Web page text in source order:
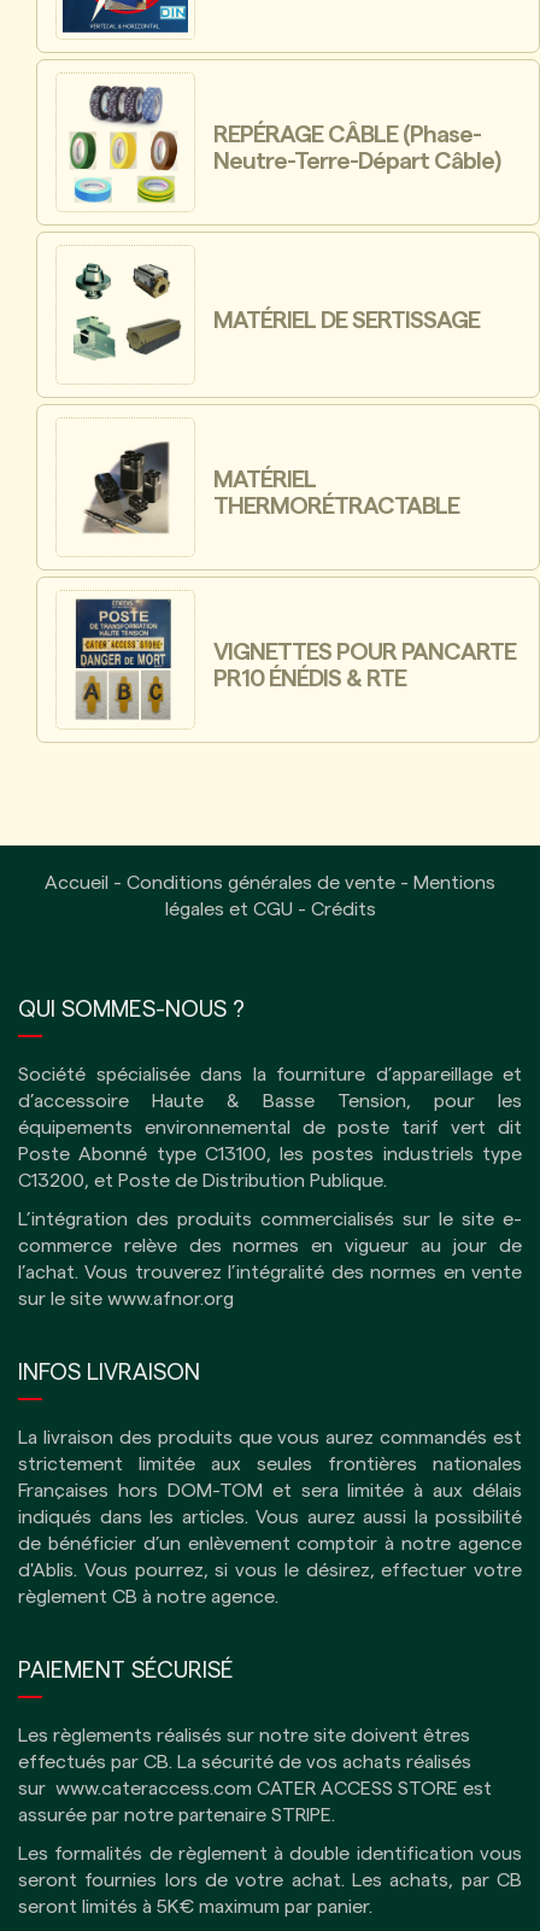
REPÉRAGE CÂBLE (Phase-
Neutre-Terre-Départ Câble)
MATÉRIEL DE SERTISSAGE
MATÉRIEL
THERMORÉTRACTABLE
VIGNETTES POUR PANCARTE
PR10 ÉNÉDIS & RTE
Accueil - Conditions générales de vente - Mentions
légales et CGU - Crédits
QUI SOMMES-NOUS ?
Société spécialisée dans la fourniture d’appareillage et
d’accessoire Haute & Basse Tension, pour les
équipements environnemental de poste tarif vert dit
Poste Abonné type C13100, les postes industriels type
C13200, et Poste de Distribution Publique.
L’intégration des produits commercialisés sur le site e-
commerce relève des normes en vigueur au jour de
l’achat. Vous trouverez l’intégralité des normes en vente
sur le site www.afnor.org
INFOS LIVRAISON
La livraison des produits que vous aurez commandés est
strictement limitée aux seules frontières nationales
Françaises hors DOM-TOM et sera limitée à aux délais
indiqués dans les articles. Vous aurez aussi la possibilité
de bénéficier d’un enlèvement comptoir à notre agence
d'Ablis. Vous pourrez, si vous le désirez, effectuer votre
règlement CB à notre agence.
PAIEMENT SÉCURISÉ
Les règlements réalisés sur notre site doivent êtres
effectués par CB. La sécurité de vos achats réalisés
sur www.cateraccess.com CATER ACCESS STORE est
assurée par notre partenaire STRIPE.
Les formalités de règlement à double identification vous
seront fournies lors de votre achat. Les achats, par CB
seront limités à 5K€ maximum par panier.